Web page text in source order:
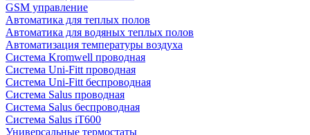
GSM управление
Автоматика для теплых полов
Автоматика для водяных теплых полов
Автоматизация температуры воздуха
Система Kromwell проводная
Система Uni-Fitt проводная
Система Uni-Fitt беспроводная
Система Salus проводная
Система Salus беспроводная
Система Salus iT600
Универсальные термостаты